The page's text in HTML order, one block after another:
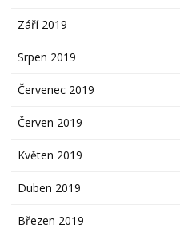
Září 2019
Srpen 2019
Červenec 2019
Červen 2019
Květen 2019
Duben 2019
Březen 2019